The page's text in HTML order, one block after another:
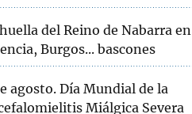
del Reino de Nabarra en
Burgos... bascones
agosto. Día Mundial de la
Miálgica Severa